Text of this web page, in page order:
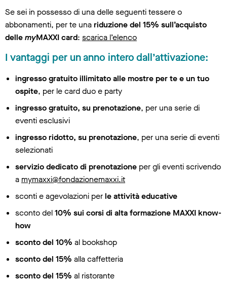
Se sei in possesso di una delle seguenti tessere o
abbonamenti, per te unariduzione del 15% sull’acquisto
dellemyMAXXI card: scarica l’elenco
I vantaggi per un anno intero dall’attivazione:
ingresso gratuito illimitato alle mostre per te e un tuo
ospite, per le card duo e party
ingresso gratuito, su prenotazione, per una serie di
eventi esclusivi
ingresso ridotto, su prenotazione, per una serie di eventi
selezionati
servizio dedicato di prenotazione per gli eventi scrivendo
a mymaxxi@fondazionemaxxi.it
sconti e agevolazioni perle attività educative
sconto del10% sui corsi di alta formazione MAXXI know-
how
sconto del 10% al bookshop
sconto del 15% alla caffetteria
sconto del 15% al ristorante